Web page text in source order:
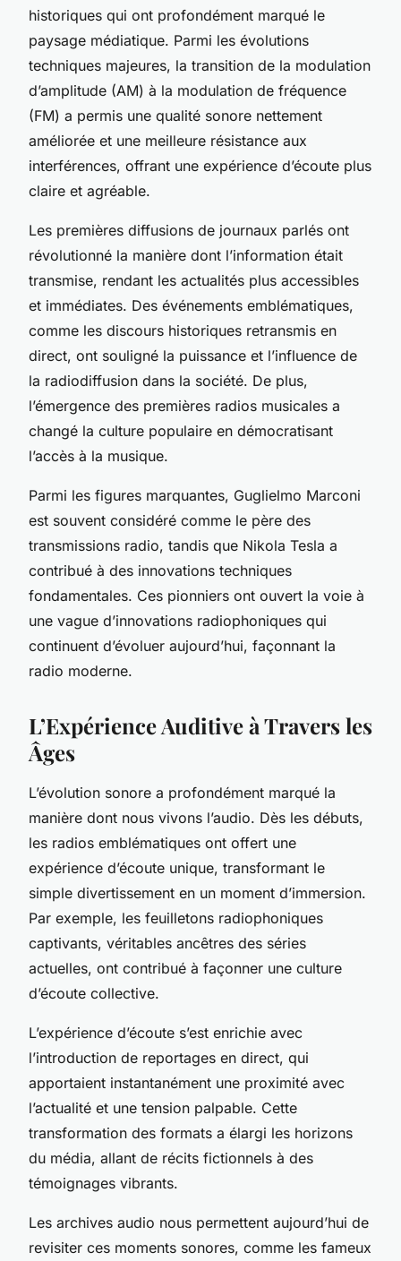
historiques qui ont profondément marqué le
paysage médiatique. Parmi les évolutions
techniques majeures, la transition de la modulation
d’amplitude (AM) à la modulation de fréquence
(FM) a permis une qualité sonore nettement
améliorée et une meilleure résistance aux
interférences, offrant une expérience d’écoute plus
claire et agréable.
Les premières diffusions de journaux parlés ont
révolutionné la manière dont l’information était
transmise, rendant les actualités plus accessibles
et immédiates. Des événements emblématiques,
comme les discours historiques retransmis en
direct, ont souligné la puissance et l’influence de
la radiodiffusion dans la société. De plus,
l’émergence des premières radios musicales a
changé la culture populaire en démocratisant
l’accès à la musique.
Parmi les figures marquantes, Guglielmo Marconi
est souvent considéré comme le père des
transmissions radio, tandis que Nikola Tesla a
contribué à des innovations techniques
fondamentales. Ces pionniers ont ouvert la voie à
une vague d’innovations radiophoniques qui
continuent d’évoluer aujourd’hui, façonnant la
radio moderne.
L’Expérience Auditive à Travers les
Âges
L’évolution sonore a profondément marqué la
manière dont nous vivons l’audio. Dès les débuts,
les radios emblématiques ont offert une
expérience d’écoute unique, transformant le
simple divertissement en un moment d’immersion.
Par exemple, les feuilletons radiophoniques
captivants, véritables ancêtres des séries
actuelles, ont contribué à façonner une culture
d’écoute collective.
L’expérience d’écoute s’est enrichie avec
l’introduction de reportages en direct, qui
apportaient instantanément une proximité avec
l’actualité et une tension palpable. Cette
transformation des formats a élargi les horizons
du média, allant de récits fictionnels à des
témoignages vibrants.
Les archives audio nous permettent aujourd’hui de
revisiter ces moments sonores, comme les fameux